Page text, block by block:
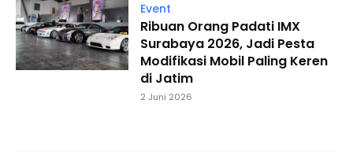
Event
Ribuan Orang Padati IMX
Surabaya 2026, Jadi Pesta
Modifikasi Mobil Paling Keren
di Jatim
2 Juni 2026